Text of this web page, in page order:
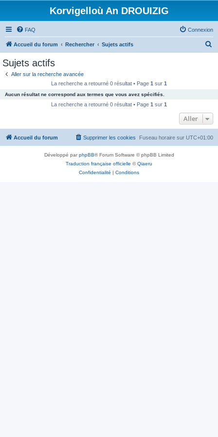
Korvigelloù An DROUIZIG
FAQ Connexion
Accueil du forum Rechercher Sujets actifs
c
e
Sujets actifs
Aller sur la recherche avancée
La recherche a retourné 0 résultat • Page 1 sur 1
Aucun résultat ne correspond aux termes que vous avez spécifiés.
La recherche a retourné 0 résultat • Page 1 sur 1
Aller
Accueil du forum Fuseau horaire sur UTC+01:00
Supprimer les cookies
Développé parphpBB® Forum Software © phpBB Limited
Traduction française officielle ©Qiaeru
Confidentialité | Conditions